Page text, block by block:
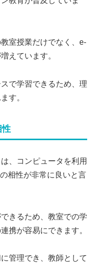
室授業だけでなく、e-
えています。
で学習できるため、理
す。
性
、コンピュータを利用
相性が非常に良いと言
きるため、教室での学
携が容易にできます。
管理でき、教師として